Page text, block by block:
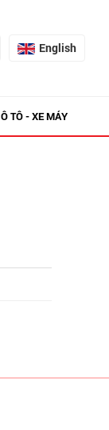
English
Ô TÔ - XE MÁY